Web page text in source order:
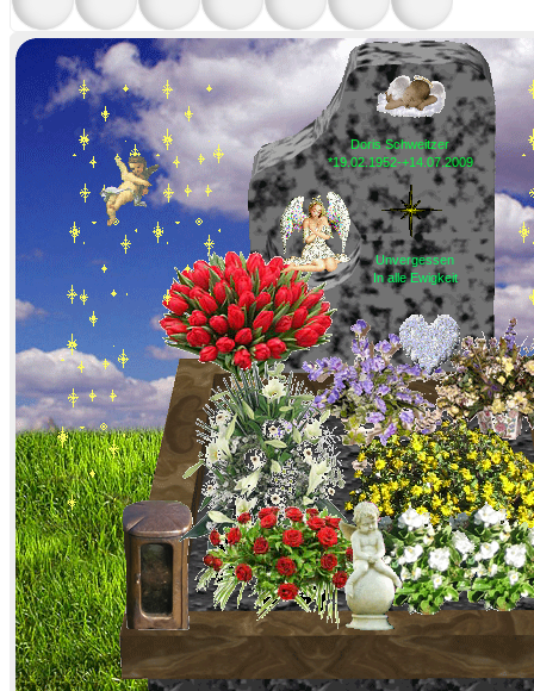
Doris Schweitzer
*19.02.1952-+14.07.2009
Unvergessen
In alle Ewigkeit